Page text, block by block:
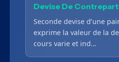
Devise De
Seconde devise d’une
exprime la valeur de la
cours varie et ind…